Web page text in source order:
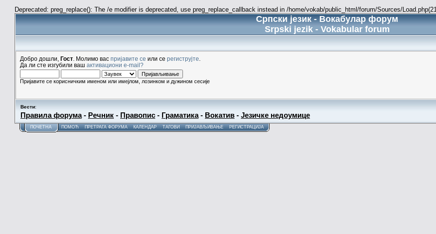
Deprecated: preg_replace(): The /e modifier is deprecated, use preg_replace_callback instead in /home/vokab/public_html/forum/Sources/
Српски језик - Вокабулар форум
Srpski jezik - Vokabular forum
Добро дошли, Гост . Молимо вас пријавите се или се региструјте
Да ли сте изгубили ваш активациони e-mail?
Пријавите се корисничким именом или имејлом, лозинком и дужином сесије
Вести:
Правила форума- Речник - Правопис - Граматика- Вокатив - Језичке недоумице
ПОЧЕТНА ПОМОЋ ПРЕТРАГА ФОРУМА КАЛЕНДАР ТАГОВИ ПРИЈАВЉИВАЊЕ РЕГИСТРАЦИЈА